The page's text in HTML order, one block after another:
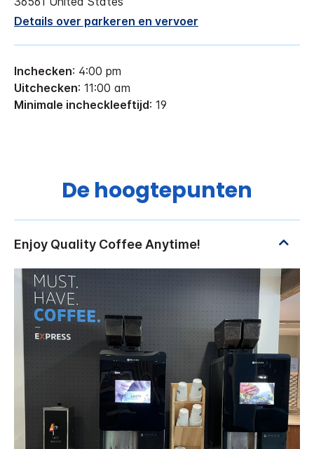
Details over parkeren en vervoer
Inchecken: 4:00 pm
Uitchecken: 11:00 am
Minimale incheckleeftijd: 19
De hoogtepunten